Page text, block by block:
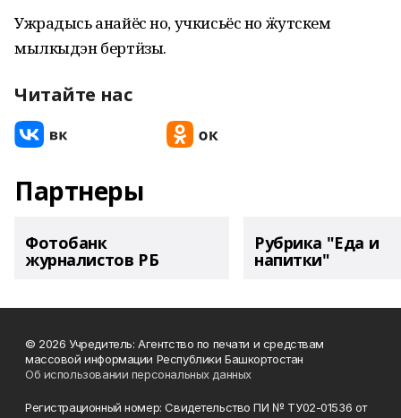
Ужрадысь анайёс но, учкисьёс но ӝутскем
мылкыдэн бертӥзы.
Читайте нас
Партнеры
Фотобанк
журналистов РБ
Рубрика "Еда и
напитки"
© 2026 Учредитель: Агентство по печати и средствам
массовой информации Республики Башкортостан
Об использовании персональных данных
Регистрационный номер: Свидетельство ПИ № ТУ02-01536 от